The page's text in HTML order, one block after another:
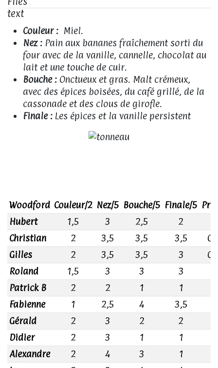
Couleur : Miel.
Nez : Pain aux bananes fraîchement sorti du
four avec de la vanille, cannelle, chocolat au
lait et une touche de cuir.
Bouche : Onctueux et gras. Malt crémeux,
avec des épices boisées, du café grillé, de la
cassonade et des clous de girofle.
Finale : Les épices et la vanille persistent
Woodford Couleur/2 Nez/5 Bouche/5 Finale/5
Hubert
1,5 3 2,5 2
Christian
2 3,5 3,5 3,5
Gilles
2 3,5 3,5 3
Roland
1,5 3 3 3
Patrick B
2 2 1 1
Fabienne
1 2,5 4 3,5
Gérald
2 3 2 2
Didier
2 3 1 1
Alexandre
2 4 3 1